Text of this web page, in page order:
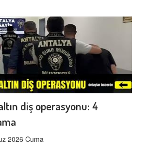
diş operasyonu: 4
2026 Cuma